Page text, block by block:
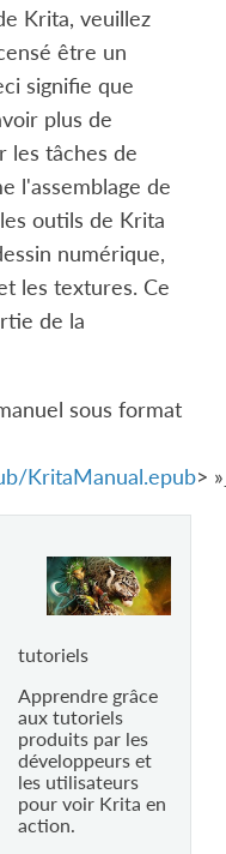
Krita, veuillez
être un
signifie que
plus de
les tâches de
l'assemblage de
outils de Krita
numérique,
les textures. Ce
de la
sous format
KritaManual.epub>
tutoriels
Apprendre grâce
aux tutoriels
produits par les
développeurs et
les utilisateurs
pour voir Krita en
action.